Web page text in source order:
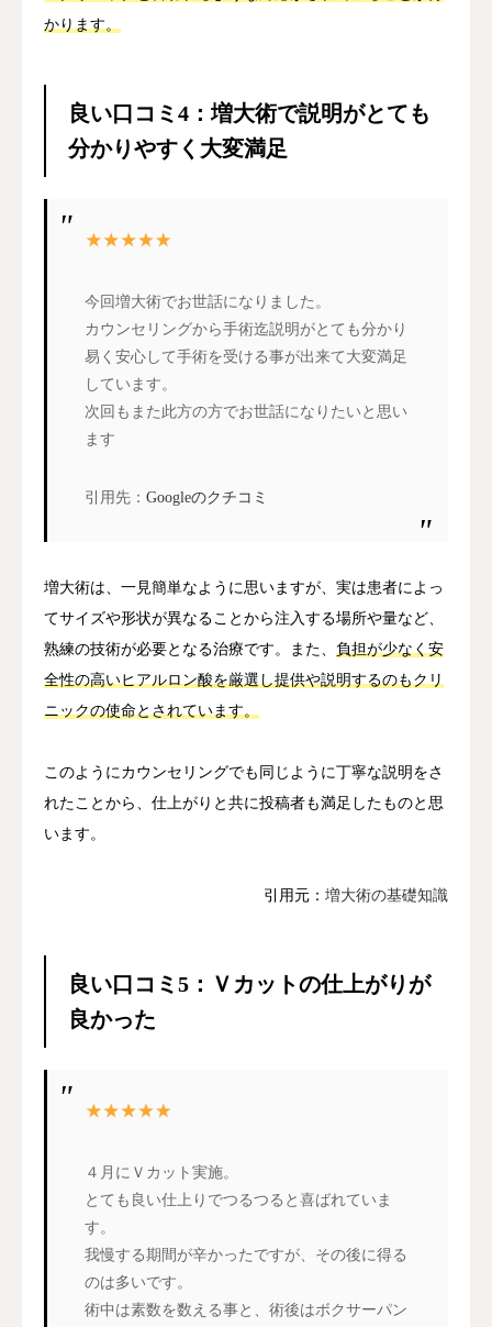
かります。
良い口コミ4：増大術で説明がとても
分かりやすく大変満足
今回増大術でお世話になりました。
カウンセリングから手術迄説明がとても分かり
易く安心して手術を受ける事が出来て大変満足
しています。
次回もまた此方の方でお世話になりたいと思い
ます
引用先： Googleのクチコミ
増大術は、一見簡単なように思いますが、実は患者によっ
てサイズや形状が異なることから注入する場所や量など、
熟練の技術が必要となる治療です。また、 負担が少なく安
全性の高いヒアルロン酸を厳選し提供や説明するのもクリ
ニックの使命とされています。
このようにカウンセリングでも同じように丁寧な説明をさ
れたことから、仕上がりと共に投稿者も満足したものと思
います。
引用元： 増大術の基礎知識
良い口コミ5：Ｖカットの仕上がりが
良かった
４月にＶカット実施。
とても良い仕上りでつるつると喜ばれていま
す。
我慢する期間が辛かったですが、その後に得る
のは多いです。
術中は素数を数える事と、術後はボクサーパン